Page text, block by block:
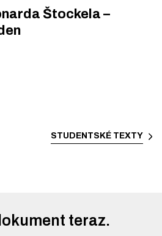
Štockela –
STUDENTSKÉ TEXTY
teraz.